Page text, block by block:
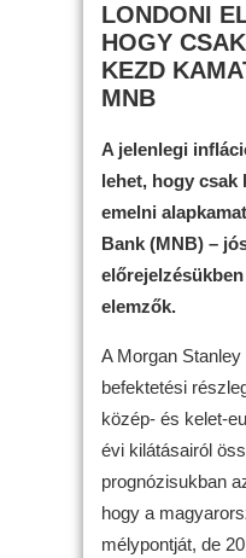
LONDONI
HOGY
KEZD
MNB
A jelenlegi
lehet, hogy csak
emelni
Bank (MNB) –
elemzők.
A Morgan
befektetési
közép- és kelet-
évi kilátásairól
prognózisukban
hogy a
mélypontját, de